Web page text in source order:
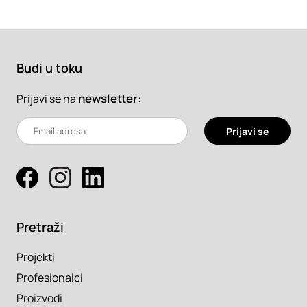
Budi u toku
Prijavi se na newsletter:
Prijavi se
Pretraži
Projekti
Profesionalci
Proizvodi